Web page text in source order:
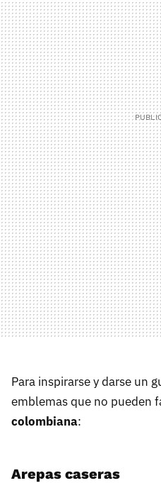
Para inspirarse y darse un
emblemas que no pueden
colombiana:
Arepas caseras